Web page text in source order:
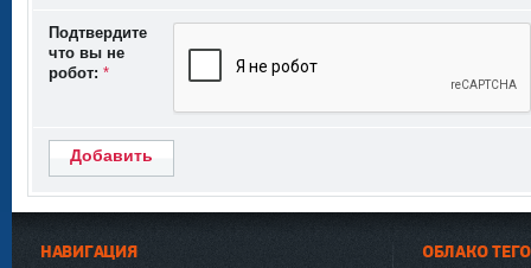
Подтвердите
что вы не
робот: *
Добавить
НАВИГАЦИЯ ОБЛАКО